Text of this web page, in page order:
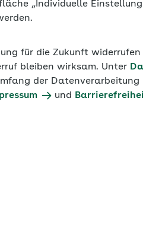
„Individuelle
für die Zukunft
bleiben wirksam. Unter
der Datenverarbeitung
und